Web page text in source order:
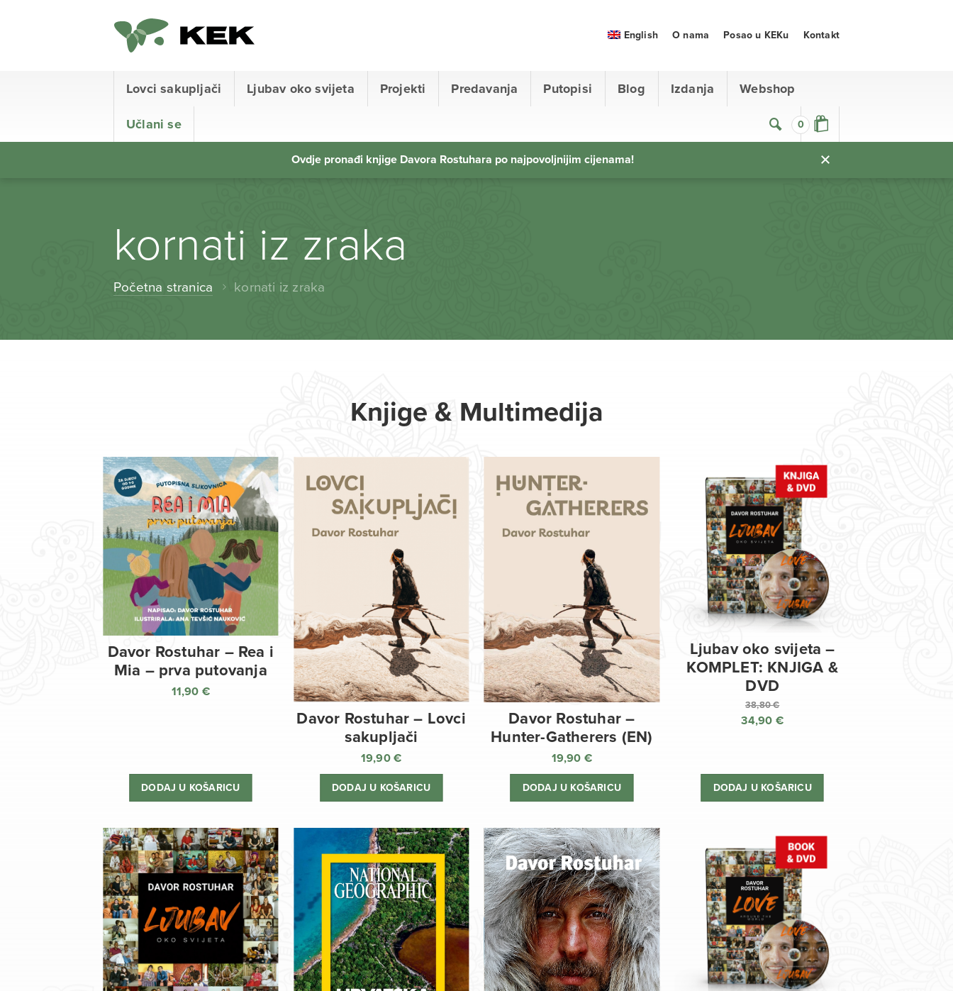
0
Lovci sakupljači Ljubav oko svijeta Projekti Predavanja Putopisi Blog Izdanja Webshop
Učlani se
English O nama Posao u KEKu Kontakt
Ovdje pronađi knjige Davora Rostuhara po najpovoljnijim cijenama!
kornati iz zraka
Početna stranica kornati iz zraka
Knjige & Multimedija
Davor Rostuhar – Rea i
Mia – prva putovanja
11,90 €
DODAJ U KOŠARICU
Davor Rostuhar – Lovci
sakupljači
19,90€
DODAJ U KOŠARICU
Davor Rostuhar –
Hunter-Gatherers (EN)
19,90 €
DODAJ U KOŠARICU
Ljubav oko svijeta –
KOMPLET: KNJIGA &
DVD
38,80€
Izvorna
je:
38,80 €.
34,90 €
je:
34,90 €.
DODAJ U KOŠARICU